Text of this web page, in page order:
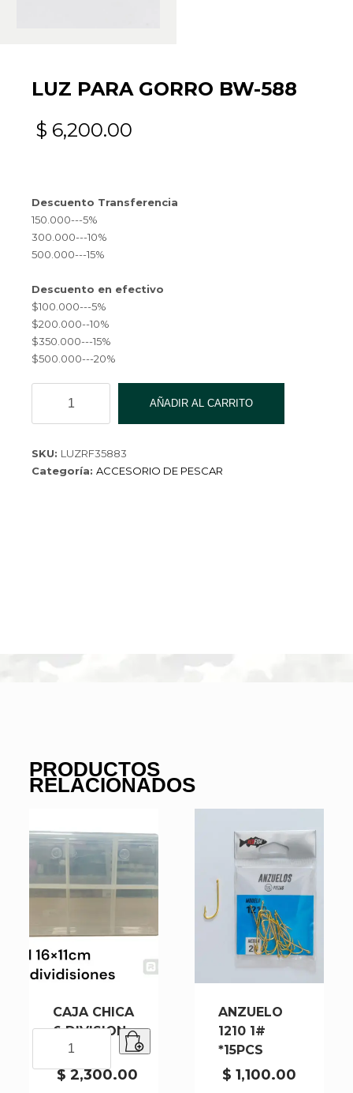
LUZ PARA GORRO BW-588
$ 6,200.00
Descuento Transferencia
150.000---5%
300.000---10%
500.000---15%
Descuento en efectivo
$100.000---5%
$200.000--10%
$350.000---15%
$500.000---20%
GORRO
588
cantidad
AÑADIR AL CARRITO
SKU: LUZRF35883
Categoría: ACCESORIO DE PESCAR
PRODUCTOS
RELACIONADOS
CAJA CHICA
6 DIVISION
16X11CM
$2,300.00
6
ANZUELO
1210 1#
*15PCS
$ 1,100.00